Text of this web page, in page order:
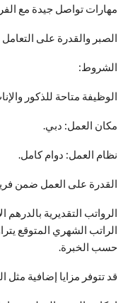
مهارات تواصل جيدة مع
الصبر والقدرة على
الشروط:
الوظيفة متاحة للذكور
مكان العمل: دبي.
نظام العمل: دوام كامل.
القدرة على العمل ضمن
الرواتب التقديرية بالدرهم
حسب الخبرة.
قد تتوفر مزايا إضافية مثل